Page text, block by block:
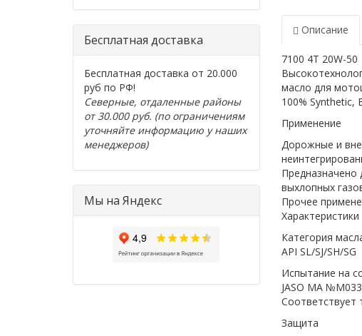
Бесплатная доставка
Бесплатная доставка от 20.000
руб по РФ!
Северные, отдаленные районы
от 30.000 руб. (по ограничениям
уточняйте информацию у наших
менеджеров)
Мы на Яндекс
Описание
7100 4T 20W-50
масло для
100% Synthetic,
Применение
Дорожные и
Предназначено
выхлопных
Прочее
Характеристики
Категория
API SL/SJ/SH/SG
Испытание на
JASO MA
Соответствует
Защита